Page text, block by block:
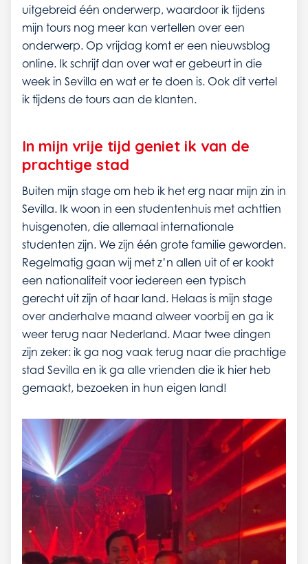
uitgebreid één onderwerp, waardoor ik tijdens
mijn tours nog meer kan vertellen over een
onderwerp. Op vrijdag komt er een nieuwsblog
online. Ik schrijf dan over wat er gebeurt in die
week in Sevilla en wat er te doen is. Ook dit vertel
ik tijdens de tours aan de klanten.
In mijn vrije tijd geniet ik van de
prachtige stad
Buiten mijn stage om heb ik het erg naar mijn zin in
Sevilla. Ik woon in een studentenhuis met achttien
huisgenoten, die allemaal internationale
studenten zijn. We zijn één grote familie geworden.
Regelmatig gaan wij met z’n allen uit of er kookt
een nationaliteit voor iedereen een typisch
gerecht uit zijn of haar land. Helaas is mijn stage
over anderhalve maand alweer voorbij en ga ik
weer terug naar Nederland. Maar twee dingen
zijn zeker: ik ga nog vaak terug naar die prachtige
stad Sevilla en ik ga alle vrienden die ik hier heb
gemaakt, bezoeken in hun eigen land!